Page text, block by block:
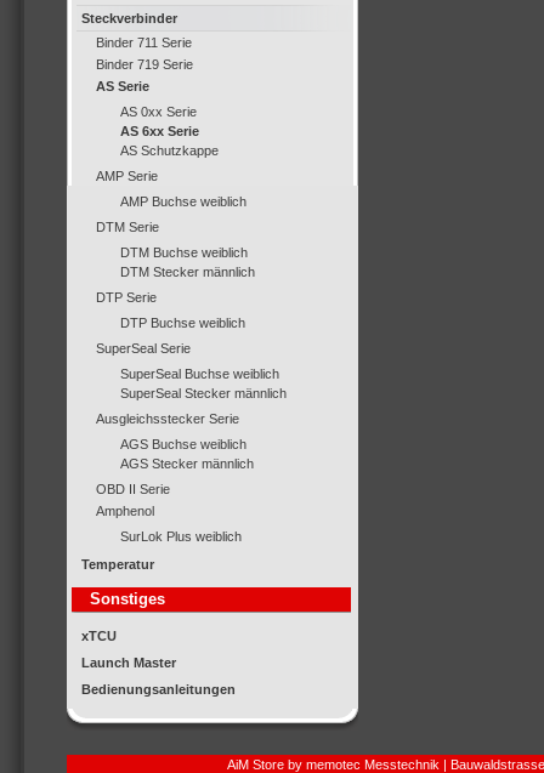
Steckverbinder
Binder 711 Serie
Binder 719 Serie
AS Serie
AS 0xx Serie
AS 6xx Serie
AS Schutzkappe
AMP Serie
AMP Buchse weiblich
DTM Serie
DTM Buchse weiblich
DTM Stecker männlich
DTP Serie
DTP Buchse weiblich
SuperSeal Serie
SuperSeal Buchse weiblich
SuperSeal Stecker männlich
Ausgleichsstecker Serie
AGS Buchse weiblich
AGS Stecker männlich
OBD II Serie
Amphenol
SurLok Plus weiblich
Temperatur
Sonstiges
xTCU
Launch Master
Bedienungsanleitungen
AiM Store by memotec Messtechnik |